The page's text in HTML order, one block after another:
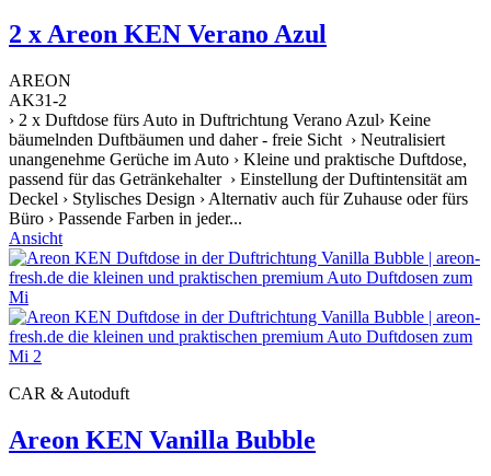
2 x Areon KEN Verano Azul
AREON
AK31-2
› 2 x Duftdose fürs Auto in Duftrichtung Verano Azul› Keine
bäumelnden Duftbäumen und daher - freie Sicht › Neutralisiert
unangenehme Gerüche im Auto › Kleine und praktische Duftdose,
passend für das Getränkehalter › Einstellung der Duftintensität am
Deckel › Stylisches Design › Alternativ auch für Zuhause oder fürs
Büro › Passende Farben in jeder...
Ansicht
CAR & Autoduft
Areon KEN Vanilla Bubble